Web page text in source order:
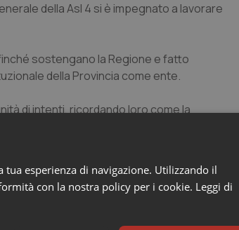
della Asl 4 si è impegnato a lavorare
sostengano la Regione e fatto
della Provincia come ente.
di intenti, ricordando loro come la
parametri standard e ragionieristici e
una Regione autonoma che si
– ha concluso – ma per far valere questo
esperienza di navigazione. Utilizzando il
con la nostra policy per i cookie. Leggi di